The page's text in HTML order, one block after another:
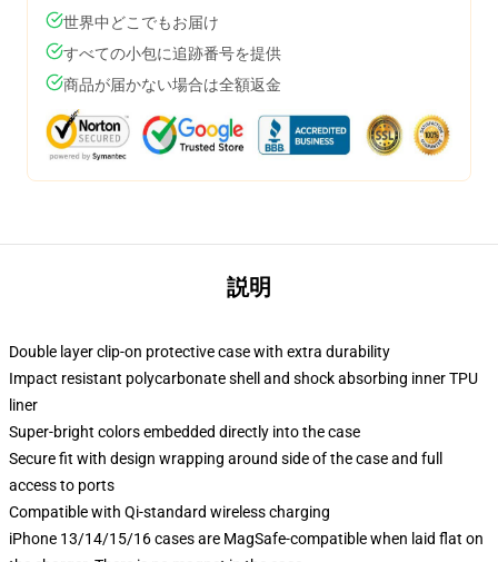
世界中どこでもお届け
すべての小包に追跡番号を提供
商品が届かない場合は全額返金
説明
Double layer clip-on protective case with extra durability
Impact resistant polycarbonate shell and shock absorbing inner TPU
liner
Super-bright colors embedded directly into the case
Secure fit with design wrapping around side of the case and full
access to ports
Compatible with Qi-standard wireless charging
iPhone 13/14/15/16 cases are MagSafe-compatible when laid flat on